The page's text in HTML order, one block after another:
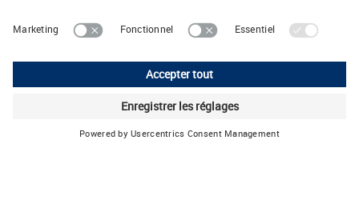
LUTZE SASU
218 chaussée Jules César • 95250 Beauchamp • FRANCE
Téléphone: +33 1 34 18 77 00 • E-Mail:lutze(at)lutze.fr